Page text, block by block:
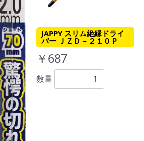
JAPPY スリム絶縁ドライ
バー ＪＺＤ－２１０Ｐ
￥687
数量